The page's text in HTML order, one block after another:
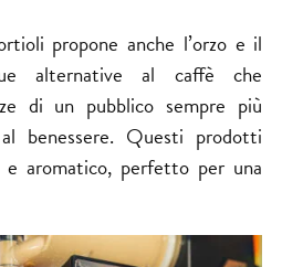
propone anche l’orzo e il
alternative al caffè che
di un pubblico sempre più
benessere. Questi prodotti
aromatico, perfetto per una